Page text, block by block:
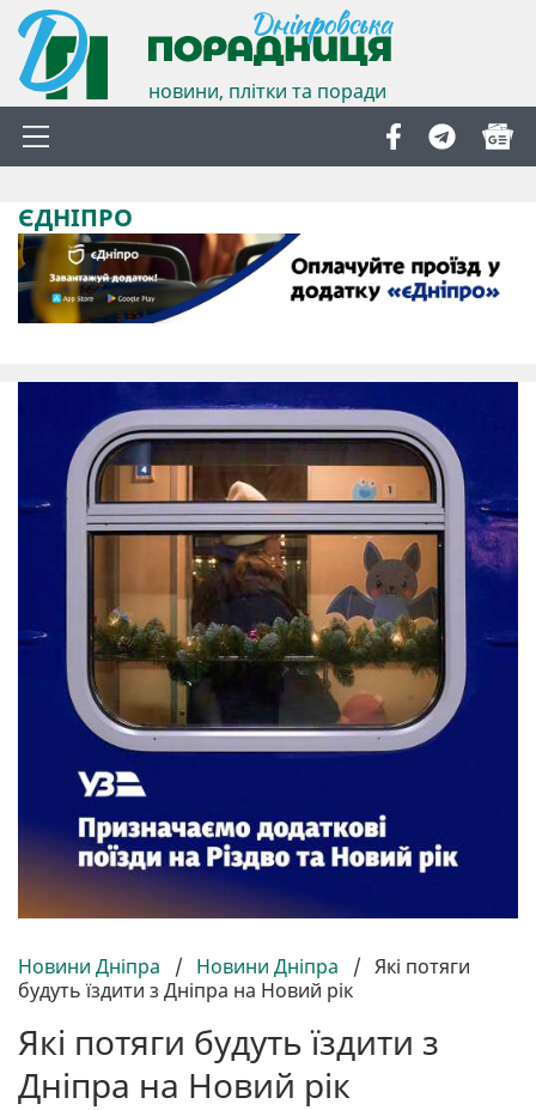
новини, плітки та поради
ЄДНІПРО
Новини Дніпра / Новини Дніпра / Які потяги
будуть їздити з Дніпра на Новий рік
Які потяги будуть їздити з
Дніпра на Новий рік